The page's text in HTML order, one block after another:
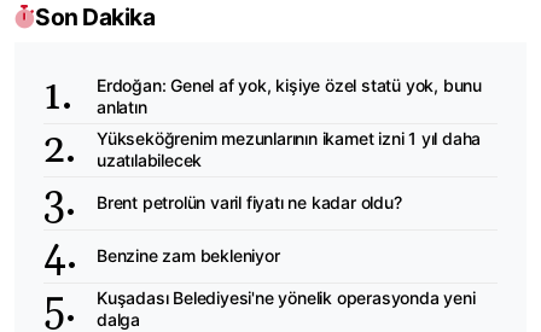
Son Dakika
Erdoğan: Genel af yok, kişiye özel statü yok, bunu
anlatın
Yükseköğrenim mezunlarının ikamet izni 1 yıl daha
uzatılabilecek
Brent petrolün varil fiyatı ne kadar oldu?
Benzine zam bekleniyor
Kuşadası Belediyesi'ne yönelik operasyonda yeni
dalga